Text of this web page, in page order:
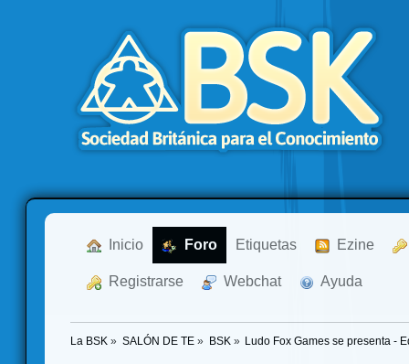
Inicio Foro Etiquetas Ezine
Registrarse Webchat Ayuda
La BSK » SALÓN DE TE » BSK » Ludo Fox Games se presenta -